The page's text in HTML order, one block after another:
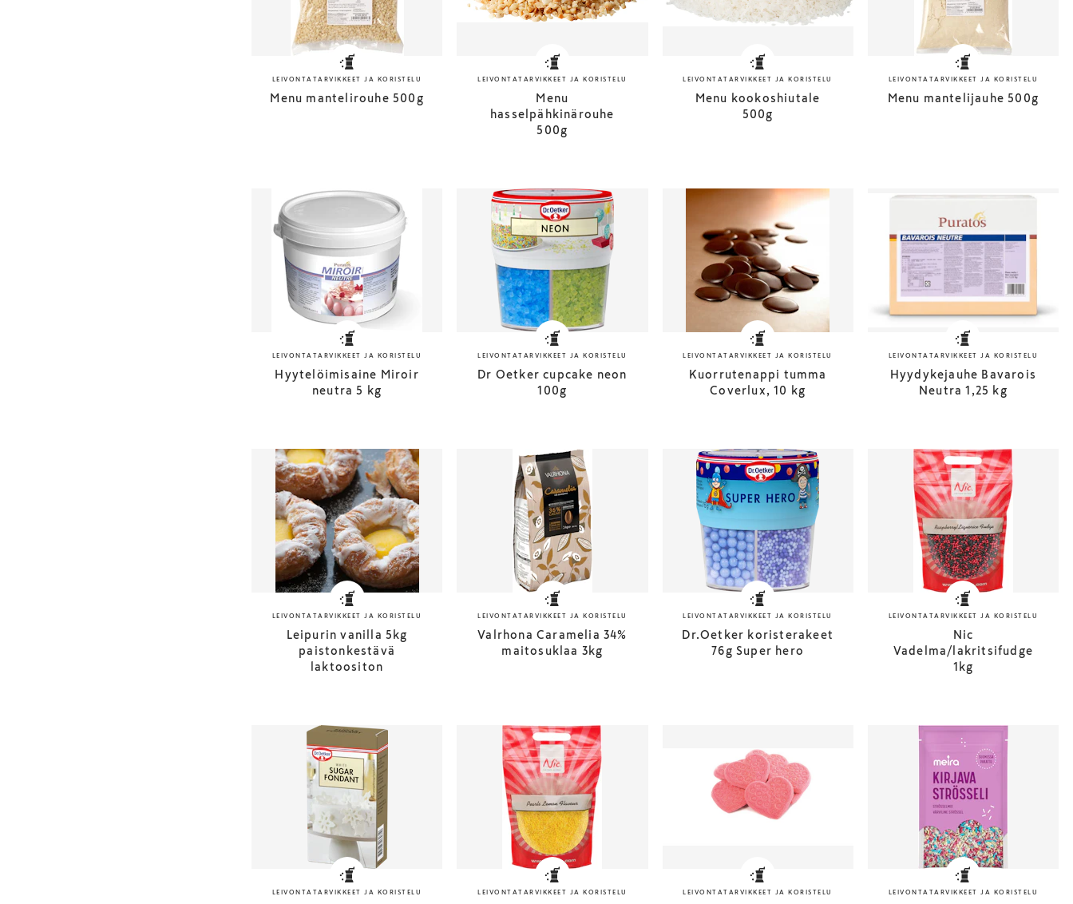
LEIVONTATARVIKKEET JA KORISTELU
Menu mantelirouhe 500g
LEIVONTATARVIKKEET JA KORISTELU
Menu
hasselpähkinärouhe
500g
LEIVONTATARVIKKEET JA KORISTELU
Menu kookoshiutale
500g
LEIVONTATARVIKKEET JA KORISTELU
Menu mantelijauhe 500g
LEIVONTATARVIKKEET JA KORISTELU
Hyytelöimisaine Miroir
neutra 5 kg
LEIVONTATARVIKKEET JA KORISTELU
Dr Oetker cupcake neon
100g
LEIVONTATARVIKKEET JA KORISTELU
Kuorrutenappi tumma
Coverlux, 10 kg
LEIVONTATARVIKKEET JA KORISTELU
Hyydykejauhe Bavarois
Neutra 1,25 kg
LEIVONTATARVIKKEET JA KORISTELU
Leipurin vanilla 5kg
paistonkestävä
laktoositon
LEIVONTATARVIKKEET JA KORISTELU
Valrhona Caramelia 34%
maitosuklaa 3kg
LEIVONTATARVIKKEET JA KORISTELU
Dr.Oetker koristerakeet
76g Super hero
LEIVONTATARVIKKEET JA KORISTELU
Nic
Vadelma/lakritsifudge
1kg
LEIVONTATARVIKKEET JA KORISTELU LEIVONTATARVIKKEET JA KORISTELU LEIVONTATARVIKKEET JA KORISTELU LEIVONTATARVIKKEET JA KORISTELU